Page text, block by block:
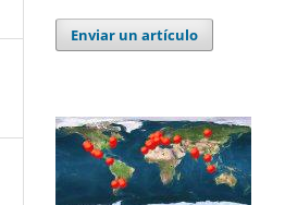
Enviar un artículo